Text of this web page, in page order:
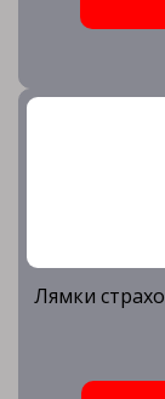
Лямки